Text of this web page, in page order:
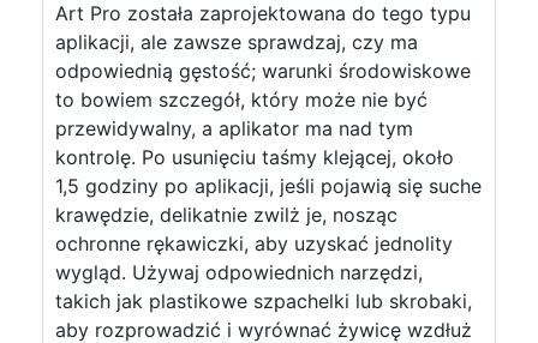
Art Pro została zaprojektowana do tego typu
aplikacji, ale zawsze sprawdzaj, czy ma
odpowiednią gęstość; warunki środowiskowe
to bowiem szczegół, który może nie być
przewidywalny, a aplikator ma nad tym
kontrolę. Po usunięciu taśmy klejącej, około
1,5 godziny po aplikacji, jeśli pojawią się suche
krawędzie, delikatnie zwilż je, nosząc
ochronne rękawiczki, aby uzyskać jednolity
wygląd. Używaj odpowiednich narzędzi,
takich jak plastikowe szpachelki lub skrobaki,
aby rozprowadzić i wyrównać żywicę wzdłuż